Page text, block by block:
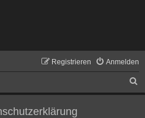
Anmelden
Registrieren
u